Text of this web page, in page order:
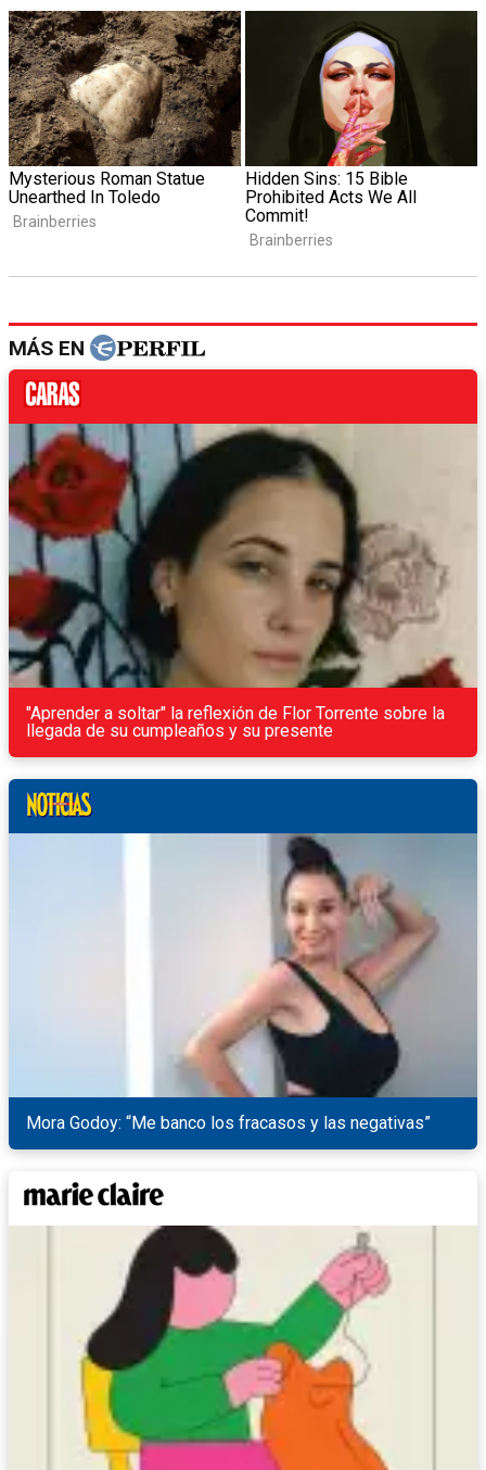
MÁS EN
"Aprender a soltar" la reflexión de Flor Torrente sobre la
llegada de su cumpleaños y su presente
Mora Godoy: “Me banco los fracasos y las negativas”